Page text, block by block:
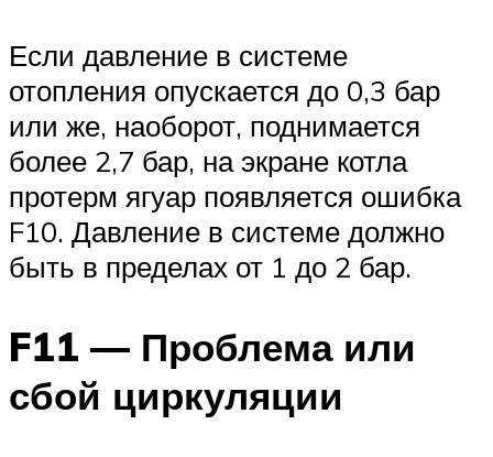
Если давление в системе
отопления опускается до 0,3 бар
или же, наоборот, поднимается
более 2,7 бар, на экране котла
протерм ягуар появляется ошибка
F10. Давление в системе должно
быть в пределах от 1 до 2 бар.
F11 — Проблема или
сбой циркуляции